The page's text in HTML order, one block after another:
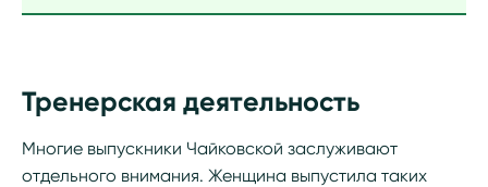
Тренерская деятельность
Многие выпускники Чайковской заслуживают
отдельного внимания. Женщина выпустила таких